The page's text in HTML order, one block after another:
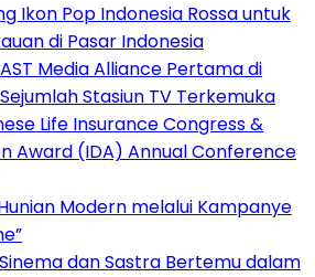
Ikon Pop Indonesia Rossa untuk
di Pasar Indonesia
Media Alliance Pertama di
Stasiun TV Terkemuka
Life Insurance Congress &
Award (IDA) Annual Conference
Modern melalui Kampanye
Sinema dan Sastra Bertemu dalam